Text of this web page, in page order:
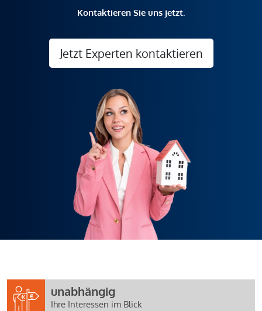
Kontaktieren Sie uns jetzt.
Jetzt Experten kontaktieren
unabhängig
Ihre Interessen im Blick